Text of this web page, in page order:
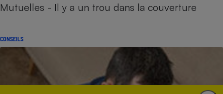
Mutuelles - Il y a un trou dans la couverture
CONSEILS